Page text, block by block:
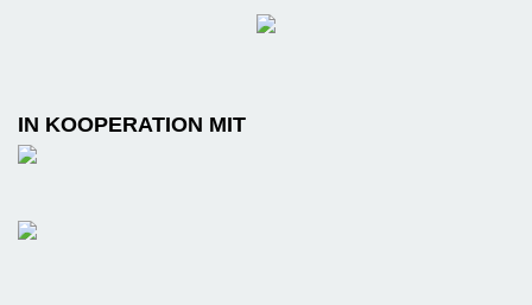
IN KOOPERATION MIT